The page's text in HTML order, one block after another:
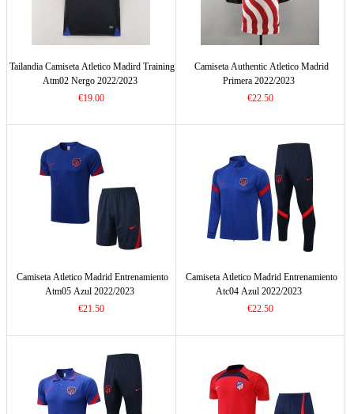
Tailandia Camiseta Atletico Madird Training
Atm02 Nergo 2022/2023
€19.00
Camiseta Authentic Atletico Madrid
Primera 2022/2023
€22.50
Camiseta Atletico Madrid Entrenamiento
Atm05 Azul 2022/2023
€21.50
Camiseta Atletico Madrid Entrenamiento
Atc04 Azul 2022/2023
€22.50